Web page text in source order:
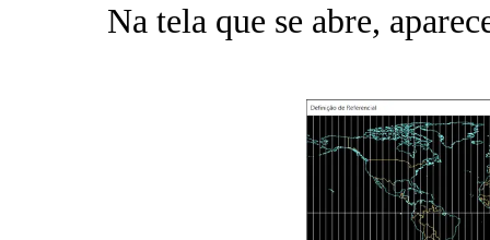
Na tela que se abre,